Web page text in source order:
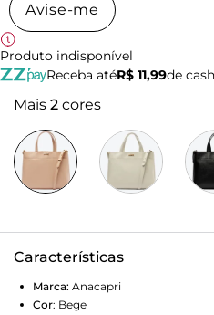
Avise-me
Produto indisponível
Receba atéR$ 11,99de
Mais 2 cores
Características
Marca: Anacapri
Cor: Bege